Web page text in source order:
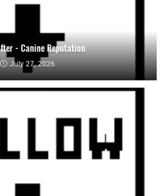
- Canine Reputation
July 27, 2026